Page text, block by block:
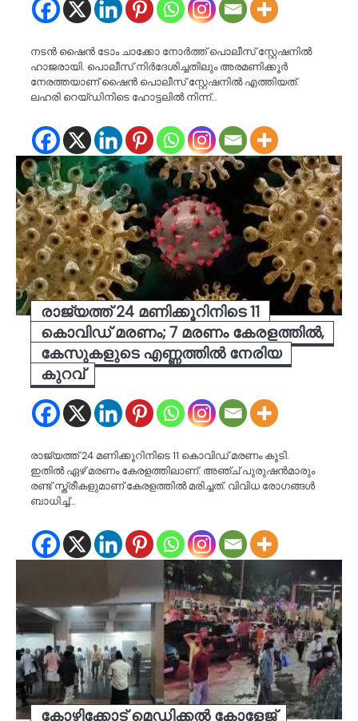
നടന്‍ ഷൈൻ ടോം ചാക്കോ നോര്‍ത്ത് പൊലീസ് സ്റ്റേഷനിൽ
ഹാജരായി. പൊലീസ് നിര്‍ദേശിച്ചതിലും അരമണിക്കൂര്‍
നേരത്തയാണ് ഷൈൻ പൊലീസ് സ്റ്റേഷനില്‍ എത്തിയത്.
ലഹരി റെയ്ഡിനിടെ ഹോട്ടലില്‍ നിന്ന്…
രാജ്യത്ത് 24 മണിക്കൂറിനിടെ 11
കൊവിഡ് മരണം; 7 മരണം കേരളത്തിൽ,
കേസുകളുടെ എണ്ണത്തില്‍ നേരിയ
കുറവ്
രാജ്യത്ത് 24 മണിക്കൂറിനിടെ 11 കൊവിഡ് മരണം കൂടി.
ഇതില്‍ ഏഴ് മരണം കേരളത്തിലാണ്. അഞ്ച് പുരുഷൻമാരും
രണ്ട് സ്ത്രീകളുമാണ് കേരളത്തില്‍ മരിച്ചത്. വിവിധ രോ​ഗങ്ങൾ
ബാധിച്ച്…
കോഴിക്കോട് മെഡിക്കൽ കോളേജ്